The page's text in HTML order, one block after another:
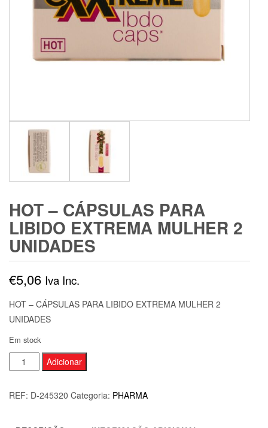
HOT – CÁPSULAS PARA
LIBIDO EXTREMA MULHER 2
UNIDADES
€5,06 Iva Inc.
HOT – CÁPSULAS PARA LIBIDO EXTREMA MULHER 2
UNIDADES
Em stock
Quantidade
de
Adicionar
REF: D-245320 Categoria: PHARMA